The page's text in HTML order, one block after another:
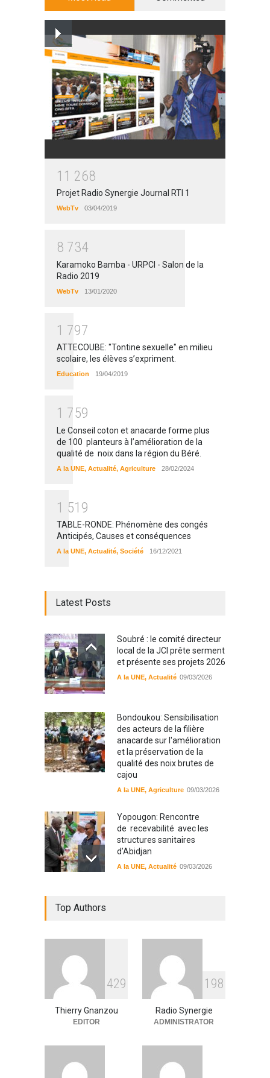
1 1 268
Projet Radio Synergie Journal RTI 1
WebTv 03/04/2019
8 734
Karamoko Bamba - URPCI - Salon de la
Radio 2019
WebTv 13/01/2020
1 797
ATTECOUBE: "Tontine sexuelle" en milieu
scolaire, les élèves s’expriment.
Education 19/04/2019
1 759
Le Conseil coton et anacarde forme plus
de 100 planteurs à l’amélioration de la
qualité de noix dans la région du Béré.
A la UNE, Actualité, Agriculture 28/02/2024
1 51 9
TABLE-RONDE: Phénomène des congés
Anticipés, Causes et conséquences
A la UNE, Actualité, Société 16/12/2021
Latest Posts
Soubré : le comité directeur
local de la JCI prête serment
et présente ses projets 2026
A la UNE, Actualité 09/03/2026
Bondoukou: Sensibilisation
des acteurs de la filière
anacarde sur l'amélioration
et la préservation de la
qualité des noix brutes de
cajou
A la UNE, Agriculture 09/03/2026
Yopougon: Rencontre
de recevabilité avec les
structures sanitaires
d’Abidjan
A la UNE, Actualité 09/03/2026
RFI Forme ses journalistes et
techniciens radios
partenaires.
Actualité 09/03/2026
Top Authors
429
Thierry Gnanzou
EDITOR
1 98
Radio Synergie
ADMINISTRATOR